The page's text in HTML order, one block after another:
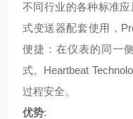
不同行业的各种标准
式变送器配套使用，
便捷：在仪表的同一
式。Heartbeat
过程安全。
优势: